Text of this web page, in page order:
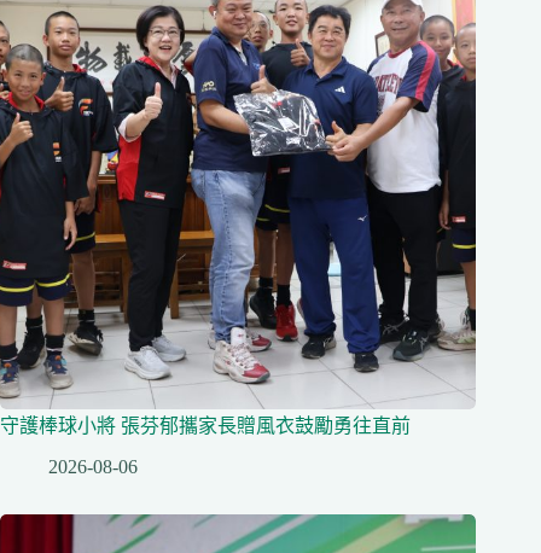
守護棒球小將 張芬郁攜家長贈風衣鼓勵勇往直前
2026-08-06